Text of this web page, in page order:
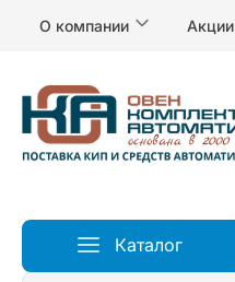
О компании Акции
Каталог